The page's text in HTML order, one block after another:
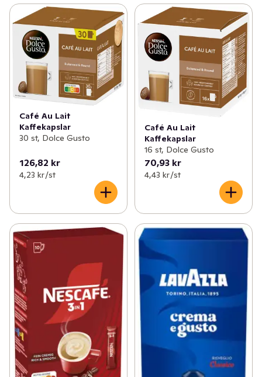
Café Au Lait
Kaffekapslar
30 st, Dolce Gusto
126,82 kr
4,23 kr /st
Café Au Lait
Kaffekapslar
16 st, Dolce Gusto
70,93 kr
4,43 kr /st